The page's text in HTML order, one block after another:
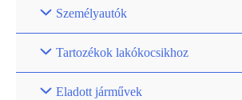
Személyautók
Tartozékok lakókocsikhoz
Eladott járművek